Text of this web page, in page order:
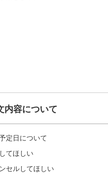
内容について
定日について
てほしい
セルしてほしい